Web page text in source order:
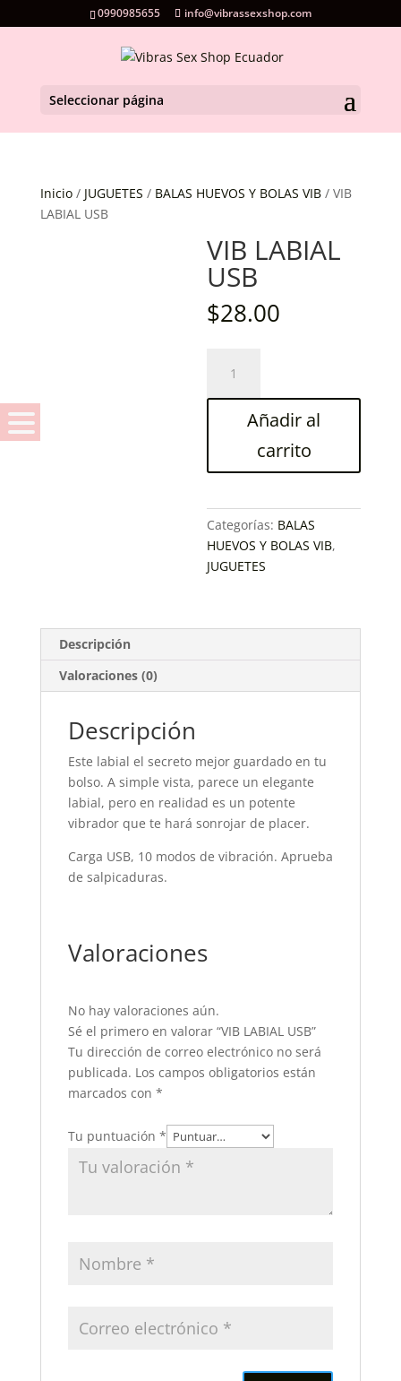
0990985655 info@vibrassexshop.com
Seleccionar página
Inicio/ JUGUETES / BALAS HUEVOS Y BOLAS VIB/ VIB
LABIAL USB
VIB LABIAL
USB
$28.00
LABIAL
USB
cantidadAñadir al
carrito
Categorías: BALAS
HUEVOS Y BOLAS VIB,
JUGUETES
Descripción
Valoraciones (0)
Descripción
Este labial el secreto mejor guardado en tu
bolso. A simple vista, parece un elegante
labial, pero en realidad es un potente
vibrador que te hará sonrojar de placer.
Carga USB, 10 modos de vibración. Aprueba
de salpicaduras.
Valoraciones
No hay valoraciones aún.
Sé el primero en valorar “VIB LABIAL USB”
Tu dirección de correo electrónico no será
publicada. Los campos obligatorios están
marcados con *
Tu puntuación *